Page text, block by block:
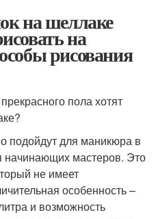
на шеллаке
на
рисования
пола хотят
подойдут для маникюра в
начинающих мастеров. Это
не имеет
особенность –
и возможность